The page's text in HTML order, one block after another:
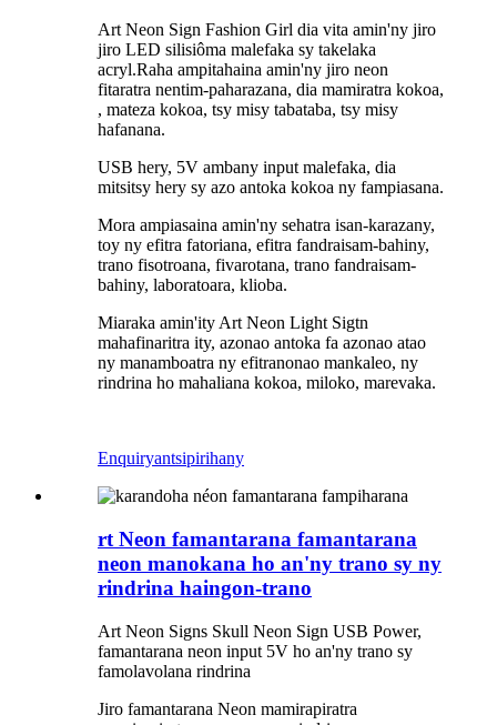
Art Neon Sign Fashion Girl dia vita amin'ny jiro
jiro LED silisiôma malefaka sy takelaka
acryl.Raha ampitahaina amin'ny jiro neon
fitaratra nentim-paharazana, dia mamiratra kokoa,
, mateza kokoa, tsy misy tabataba, tsy misy
hafanana.
USB hery, 5V ambany input malefaka, dia
mitsitsy hery sy azo antoka kokoa ny fampiasana.
Mora ampiasaina amin'ny sehatra isan-karazany,
toy ny efitra fatoriana, efitra fandraisam-bahiny,
trano fisotroana, fivarotana, trano fandraisam-
bahiny, laboratoara, klioba.
Miaraka amin'ity Art Neon Light Sigtn
mahafinaritra ity, azonao antoka fa azonao atao
ny manamboatra ny efitranonao mankaleo, ny
rindrina ho mahaliana kokoa, miloko, marevaka.
Enquiryantsipirihany
rt Neon famantarana famantarana
neon manokana ho an'ny trano sy ny
rindrina haingon-trano
Art Neon Signs Skull Neon Sign USB Power,
famantarana neon input 5V ho an'ny trano sy
famolavolana rindrina
Jiro famantarana Neon mamirapiratra